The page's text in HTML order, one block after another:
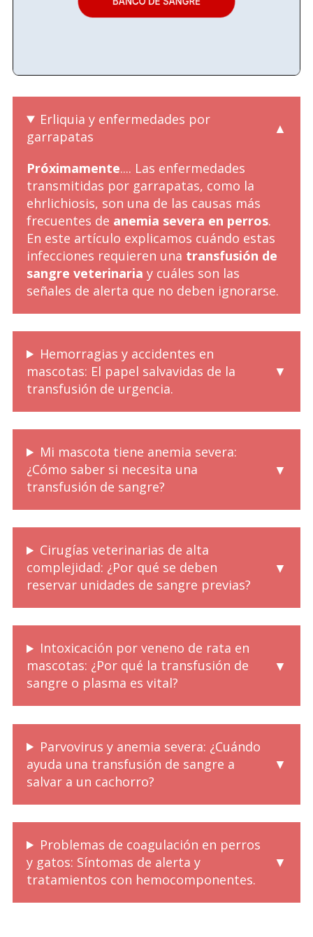
Erliquia y enfermedades por
garrapatas
Próximamente.... Las enfermedades
transmitidas por garrapatas, como la
ehrlichiosis, son una de las causas más
frecuentes de anemia severa en perros.
En este artículo explicamos cuándo estas
infecciones requieren una transfusión de
sangre veterinaria y cuáles son las
señales de alerta que no deben ignorarse.
Hemorragias y accidentes en
mascotas: El papel salvavidas de la
transfusión de urgencia.
Mi mascota tiene anemia severa:
¿Cómo saber si necesita una
transfusión de sangre?
Cirugías veterinarias de alta
complejidad: ¿Por qué se deben
reservar unidades de sangre previas?
Intoxicación por veneno de rata en
mascotas: ¿Por qué la transfusión de
sangre o plasma es vital?
Parvovirus y anemia severa: ¿Cuándo
ayuda una transfusión de sangre a
salvar a un cachorro?
Problemas de coagulación en perros
y gatos: Síntomas de alerta y
tratamientos con hemocomponentes.